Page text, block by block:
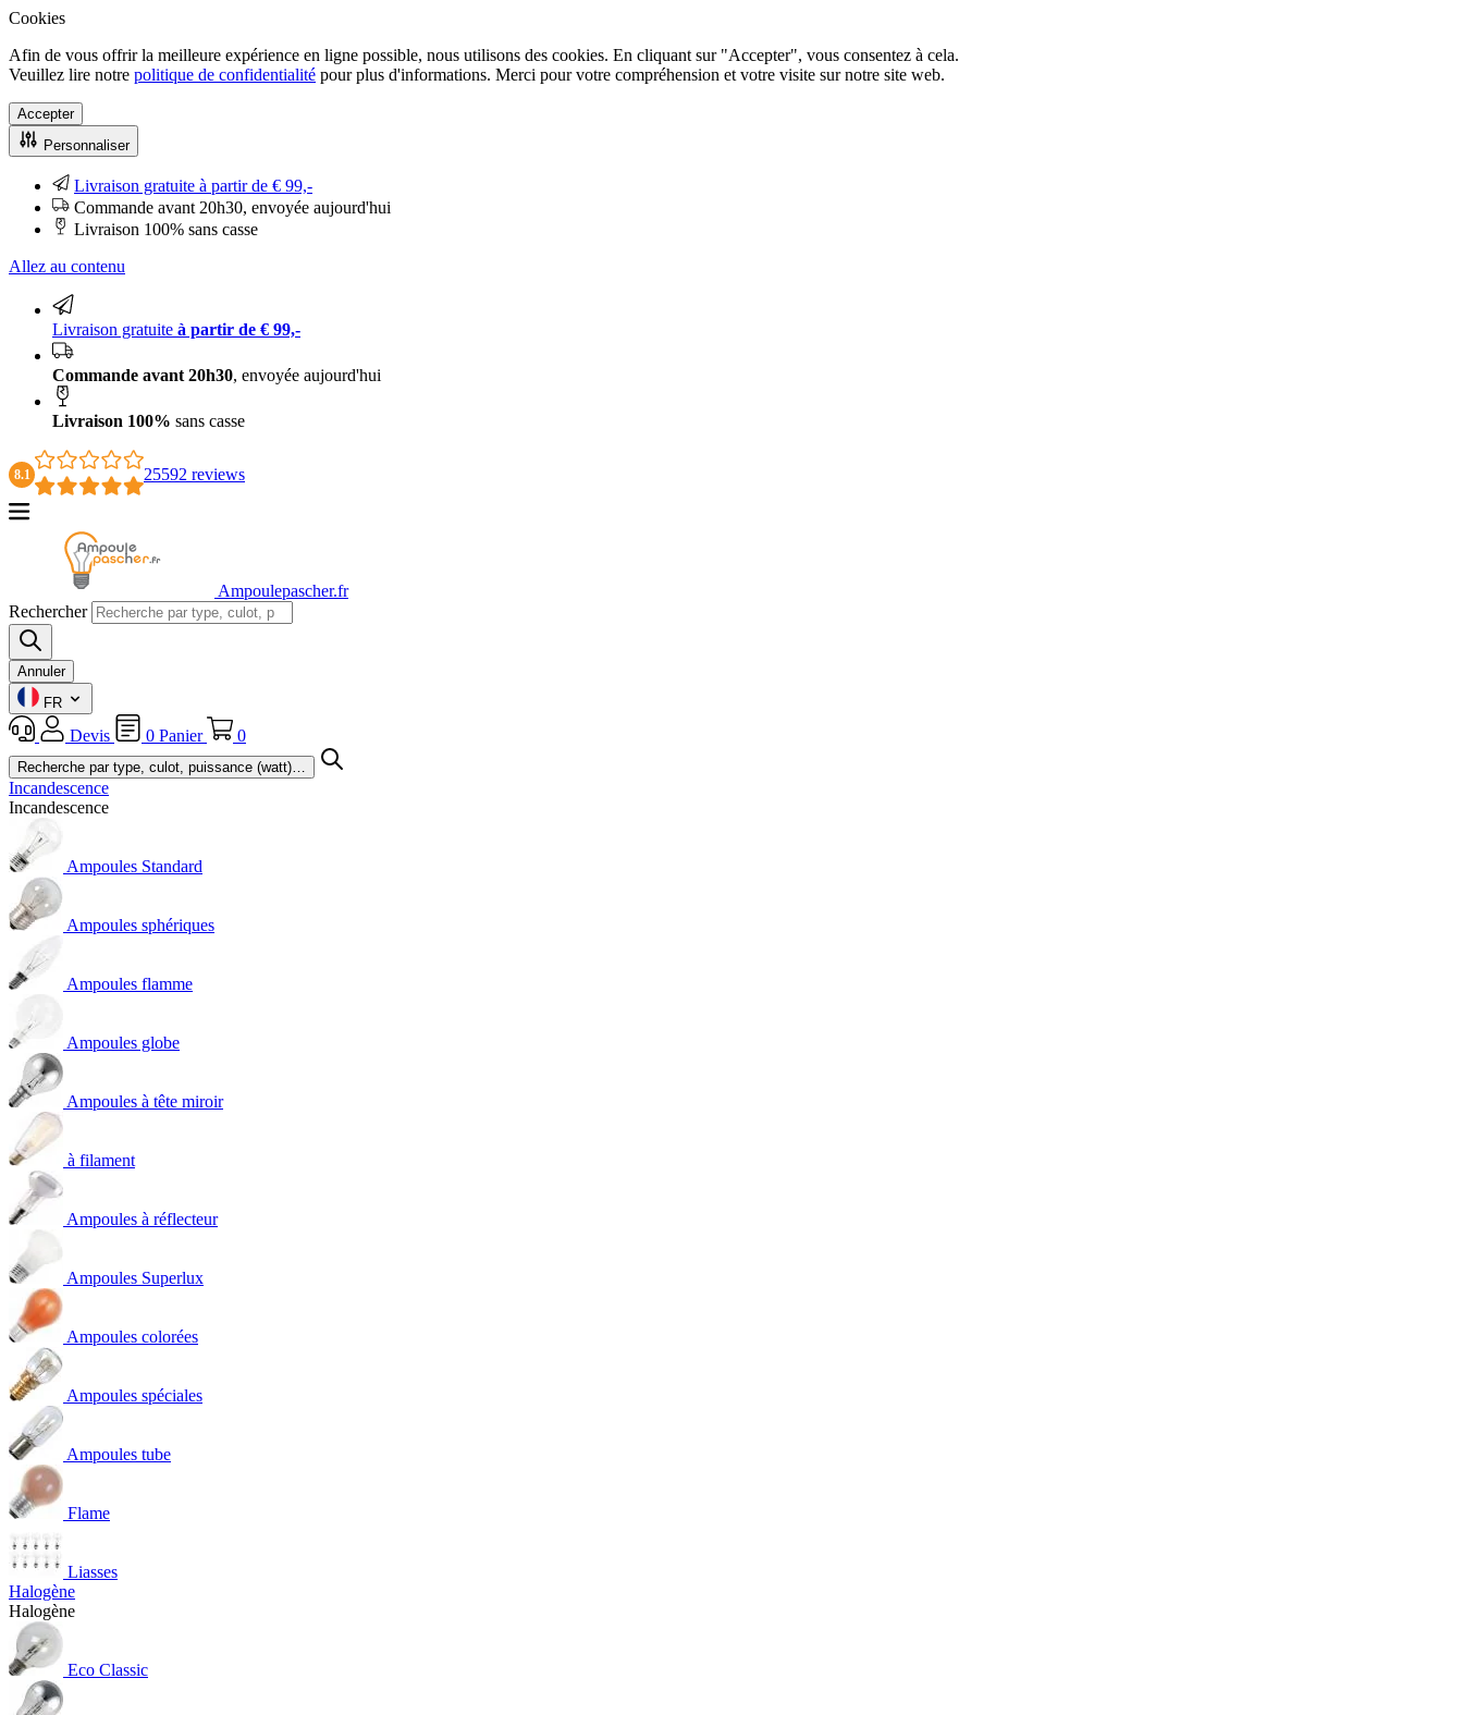
Cookies
Afin de vous offrir la meilleure expérience en ligne possible, nous utilisons des cookies. En cliquant sur "Accepter", vous consentez à cela.
Veuillez lire notre politique de confidentialité pour plus d'informations. Merci pour votre compréhension et votre visite sur notre site web.
Accepter
Personnaliser
Livraison gratuite à partir de € 99,-
Commande avant 20h30, envoyée aujourd'hui
Livraison 100% sans casse
Allez au contenu
Livraison gratuite à partir de € 99,-
Commande avant 20h30, envoyée aujourd'hui
Livraison 100% sans casse
8.1 25592 reviews
Ampoulepascher.fr
Rechercher
Annuler
FR
Devis 0 Panier 0
Incandescence
Incandescence
Ampoules Standard
Ampoules sphériques
Ampoules flamme
Ampoules globe
Ampoules à tête miroir
à filament
Ampoules à réflecteur
Ampoules Superlux
Ampoules colorées
Ampoules spéciales
Ampoules tube
Flame
Liasses
Halogène
Halogène
Eco Classic